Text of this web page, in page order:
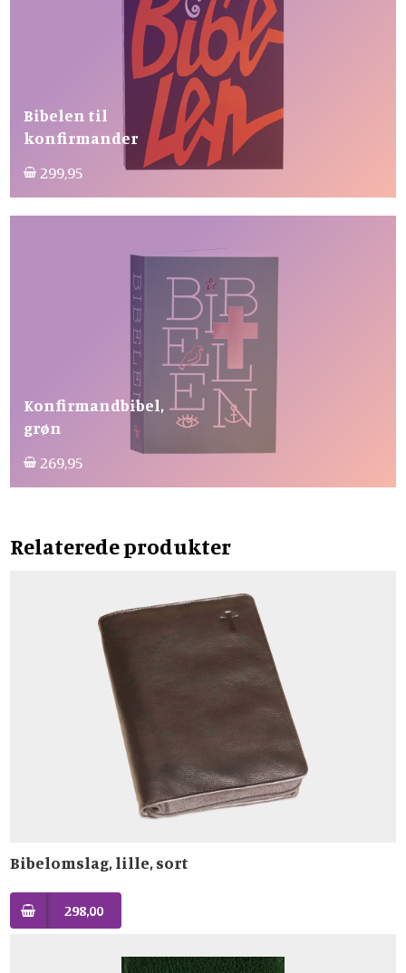
Bibelen til
konfirmander
299,95
Konfirmandbibel,
grøn
269,95
Relaterede produkter
Bibelomslag, lille, sort
298,00